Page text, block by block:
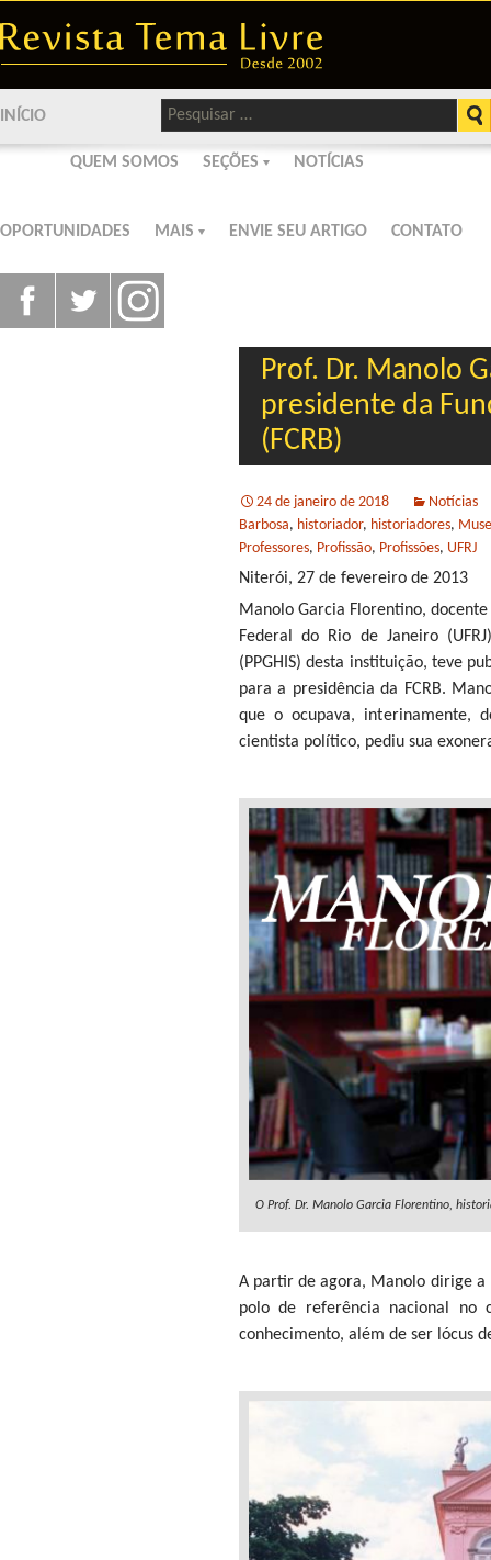
Pesquisar
por:
INÍCIO
QUEM SOMOS SEÇÕES NOTÍCIAS
OPORTUNIDADES MAIS ENVIE SEU ARTIGO CONTATO
Prof. Dr. Manolo
presidente da
(FCRB)
24 de janeiro de 2018
Notícias
Barbosa, historiador, historiadores,
Professores, Profissão, Profissões, UFRJ
Niterói, 27 de fevereiro de 2013
Manolo Garcia Florentino,
Federal do Rio de Janeiro
(PPGHIS) desta instituição, teve
para a presidência da FCRB.
que o ocupava, interinamente,
cientista político, pediu sua
O Prof. Dr. Manolo Garcia Florentino,
A partir de agora, Manolo dirige a
polo de referência nacional no
conhecimento, além de ser lócus